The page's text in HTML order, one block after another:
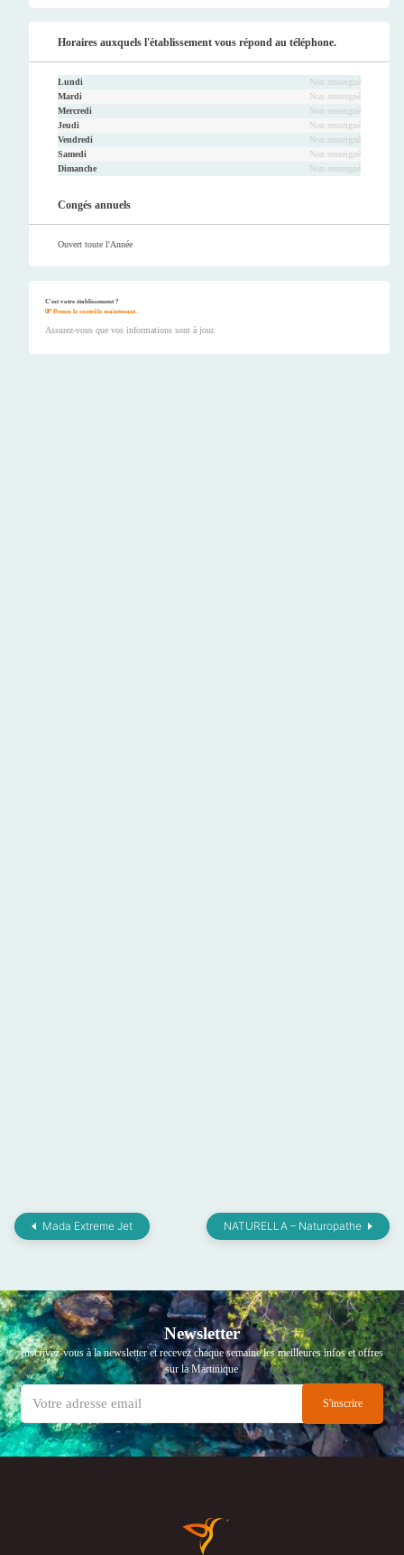
Horaires auxquels l'établissement vous répond au téléphone.
Lundi
Non renseigné
Mardi
Non renseigné
Mercredi
Non renseigné
Jeudi
Non renseigné
Vendredi
Non renseigné
Samedi
Non renseigné
Dimanche
Non renseigné
Congés annuels
Ouvert toute l'Année
C'est votre établissement ?
Prenez le contrôle maintenant.
Assurez-vous que vos informations sont à jour.
Mada Extreme Jet NATURELLA – Naturopathe
Newsletter
Inscrivez-vous à la newsletter et recevez chaque semaine les meilleures infos et offres
sur la Martinique